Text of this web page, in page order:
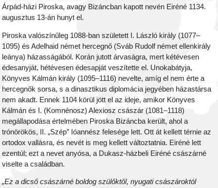
Árpád-házi Piroska, avagy Bizáncban kapott nevén Eiréné 1134.
augusztus 13-án hunyt el.
Piroska valószínűleg 1088-ban született I. László király (1077–
1095) és Adelhaid német hercegnő (Sváb Rudolf német ellenkirály
leánya) házasságából. Korán jutott árvaságra, mert kétévesen
édesanyját, hétévesen édesapját veszítette el. Unokabátyja,
Könyves Kálmán király (1095–1116) nevelte, amíg el nem érte a
hercegnők sorsa, s a dinasztikus diplomácia jegyében házastársa
nem akadt. Ennek 1104 körül jött el az ideje, amikor Könyves
Kálmán és I. (Komnénosz) Alexiosz császár (1081–1118)
megállapodása értelmében Piroska Bizáncba került, ahol a
trónörökös, II. „Szép” Ióannész felesége lett. Ott át kellett térnie az
ortodox vallásra, és nevét is meg kellett változtatnia. Eiréné lett
ezentúl; ezt a nevet anyósa, a Dukasz-házbeli Eiréné császárné
viselte a családban.
„Ez a dicső császárné boldog szülőktől, nyugati császároktól